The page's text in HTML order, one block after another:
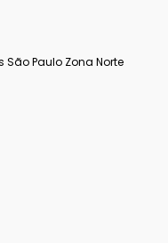
São Paulo Zona Norte